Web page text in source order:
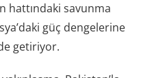
hattındaki savunma
güç dengelerine
getiriyor.